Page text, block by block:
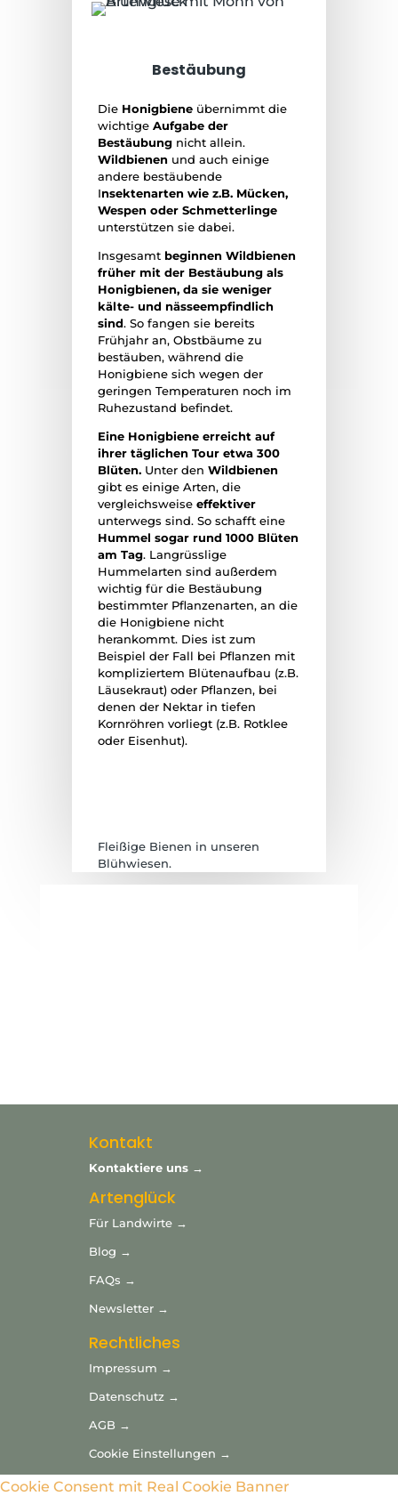
Bestäubung
Die Honigbiene übernimmt die
wichtigeAufgabe der
Bestäubung nicht allein.
Wildbienen und auch einige
andere bestäubende
Insektenarten wie z.B. Mücken,
Wespen oder Schmetterlinge
unterstützen sie dabei.
Insgesamt beginnen Wildbienen
früher mit der Bestäubung als
Honigbienen, da sie weniger
kälte- und nässeempfindlich
sind. So fangen sie bereits
Frühjahr an, Obstbäume zu
bestäuben, während die
Honigbiene sich wegen der
geringen Temperaturen noch im
Ruhezustand befindet.
Eine Honigbiene erreicht auf
ihrer täglichen Tour etwa 300
Blüten. Unter denWildbienen
gibt es einige Arten, die
vergleichsweiseeffektiver
unterwegs sind. So schafft eine
Hummel sogar rund 1000 Blüten
am Tag. Langrüsslige
Hummelarten sind außerdem
wichtig für die Bestäubung
bestimmter Pflanzenarten, an die
die Honigbiene nicht
herankommt. Dies ist zum
Beispiel der Fall bei Pflanzen mit
kompliziertem Blütenaufbau (z.B.
Läusekraut) oder Pflanzen, bei
denen der Nektar in tiefen
Kornröhren vorliegt (z.B. Rotklee
oder Eisenhut).
Fleißige Bienen in unseren
Blühwiesen.
Kontakt
Kontaktiere uns →
Artenglück
Für Landwirte →
Blog →
FAQs →
Newsletter →
Rechtliches
Impressum →
Datenschutz →
AGB →
Cookie Einstellungen →
Cookie Consent mit Real Cookie Banner